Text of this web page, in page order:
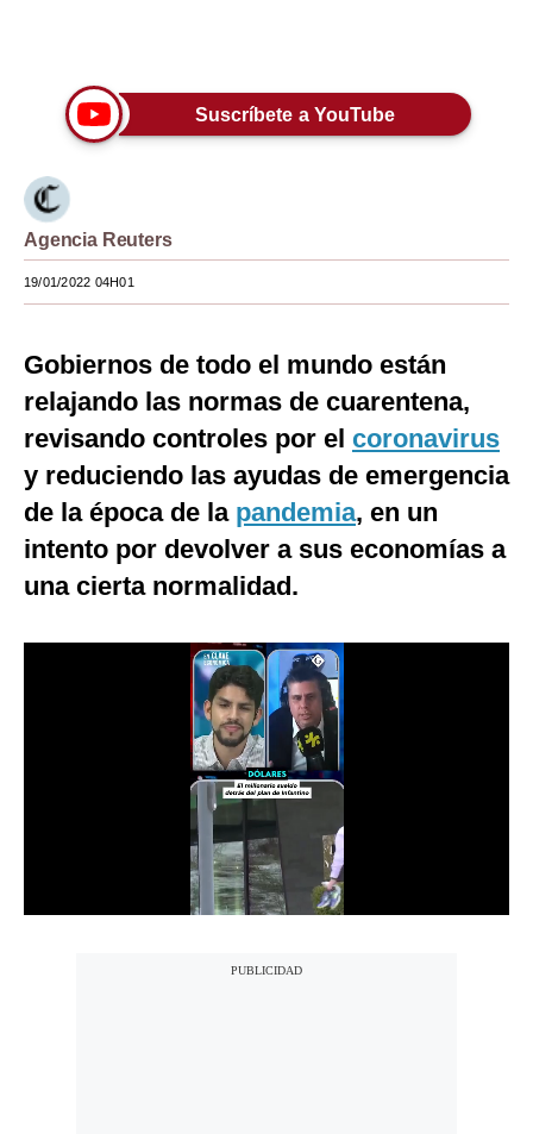
Moda
Estilos
Mundo
EEUU
México
Internacional
Tecnología
Club del Suscriptor
G de Gestión
Suscríbete a YouTube
Agencia Reuters
19/01/2022 04H01
Gobiernos de todo el mundo están
relajando las normas de cuarentena,
revisando controles por el coronavirus
y reduciendo las ayudas de emergencia
de la época de la pandemia, en un
intento por devolver a sus economías a
una cierta normalidad.